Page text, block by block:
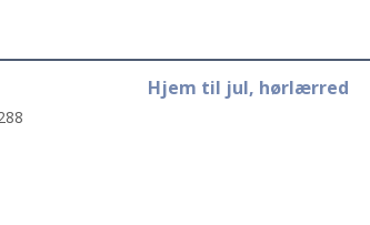
Hjem til jul, hørlærred